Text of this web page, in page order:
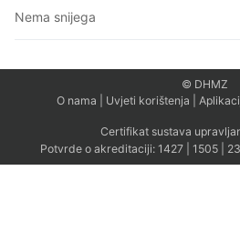
Nema snijega
© DHMZ
O nama
Uvjeti korištenja
Certifikat sustava
Potvrde o akreditaciji: 1427| 1505|